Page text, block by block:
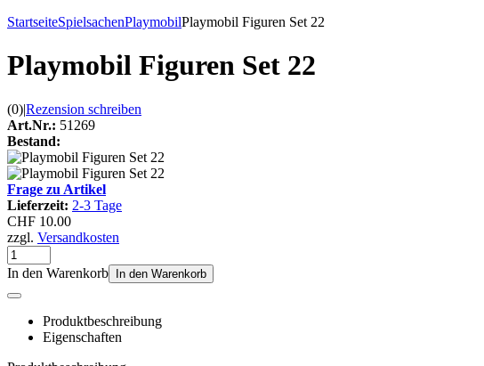
StartseiteSpielsachenPlaymobilPlaymobil Figuren Set 22
Playmobil Figuren Set 22
(0)|Rezension schreiben
Art.Nr.: 51269
Bestand:
Frage zu Artikel
Lieferzeit: 2-3 Tage
CHF 10.00
zzgl. Versandkosten
In den Warenkorb In den Warenkorb
Produktbeschreibung
Eigenschaften